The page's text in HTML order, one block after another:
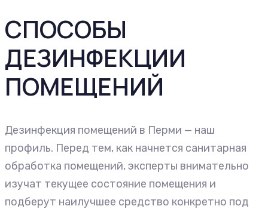
СПОСОБЫ
ДЕЗИНФЕКЦИИ
ПОМЕЩЕНИЙ
Дезинфекция помещений в Перми — наш
профиль. Перед тем, как начнется санитарная
обработка помещений, эксперты внимательно
изучат текущее состояние помещения и
подберут наилучшее средство конкретно под